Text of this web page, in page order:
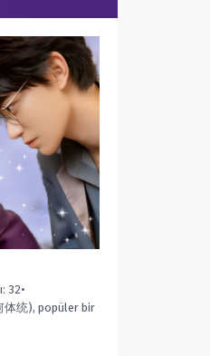
32•
体统), popüler bir